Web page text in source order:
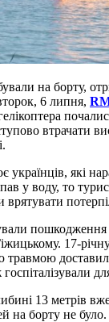
на борту,
6 липня,
втрачати
українців, які
у воду, то
пошкодження
17-
травмою
13 метрів
на борту не було.